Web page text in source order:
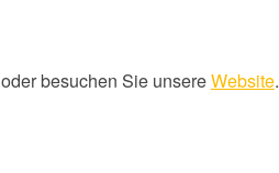
oder besuchen Sie unsereWebsite.